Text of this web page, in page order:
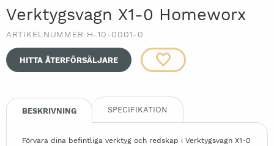
Verktygsvagn X1-0 Homeworx
ARTIKELNUMMER H-10-0001-0
HITTA ÅTERFÖRSÄLJARE
BESKRIVNING SPECIFIKATION
Förvara dina befintliga verktyg och redskap i Verktygsvagn X1-0